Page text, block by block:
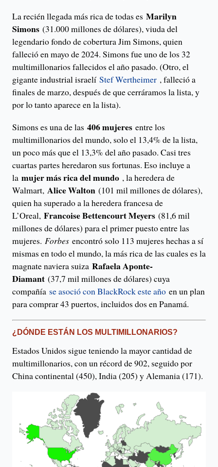
La recién llegada más rica de todas es Marilyn
Simons (31.000 millones de dólares), viuda del
legendario fondo de cobertura Jim Simons, quien
falleció en mayo de 2024. Simons fue uno de los 32
multimillonarios fallecidos el año pasado. (Otro, el
gigante industrial israelí Stef Wertheimer , falleció a
finales de marzo, después de que cerráramos la lista, y
por lo tanto aparece en la lista).
Simons es una de las 406 mujeres entre los
multimillonarios del mundo, solo el 13,4% de la lista,
un poco más que el 13,3% del año pasado. Casi tres
cuartas partes heredaron sus fortunas. Eso incluye a
la mujer más rica del mundo , la heredera de
Walmart, Alice Walton (101 mil millones de dólares),
quien ha superado a la heredera francesa de
L’Oreal, Francoise Bettencourt Meyers (81,6 mil
millones de dólares) para el primer puesto entre las
mujeres. Forbes encontró solo 113 mujeres hechas a sí
mismas en todo el mundo, la más rica de las cuales es la
magnate naviera suiza Rafaela Aponte-
Diamant (37,7 mil millones de dólares) cuya
compañía se asoció con BlackRock este año en un plan
para comprar 43 puertos, incluidos dos en Panamá.
¿DÓNDE ESTÁN LOS MULTIMILLONARIOS?
Estados Unidos sigue teniendo la mayor cantidad de
multimillonarios, con un récord de 902, seguido por
China continental (450), India (205) y Alemania (171).